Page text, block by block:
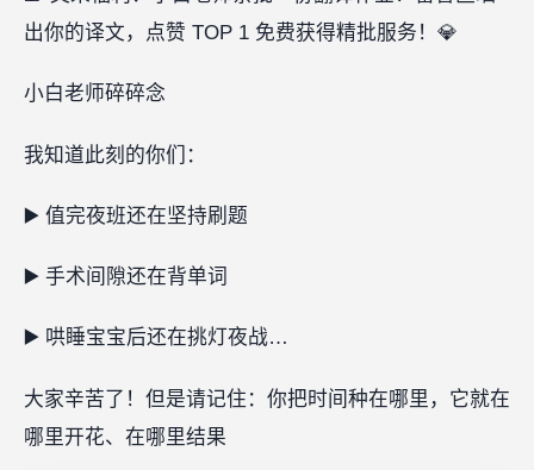
出你的译文，点赞 TOP 1 免费获得精批服务！💎
小白老师碎碎念‍
我知道此刻的你们：
▶️ 值完夜班还在坚持刷题
▶️ 手术间隙还在背单词
▶️ 哄睡宝宝后还在挑灯夜战…
大家辛苦了！但是请记住：你把时间种在哪里，它就在
哪里开花、在哪里结果